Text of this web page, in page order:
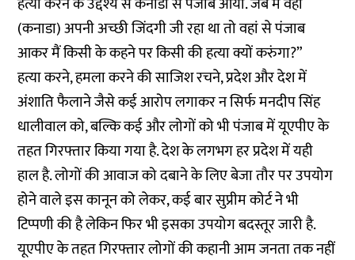
(कनाडा) अपनी अच्छी जिंदगी जी रहा था तो वहां से पंजाब
आकर मैं किसी के कहने पर किसी की हत्या क्यों करुंगा?”
हत्या करने, हमला करने की साजिश रचने, प्रदेश और देश में
अंशाति फैलाने जैसे कई आरोप लगाकर न सिर्फ मनदीप सिंह
धालीवाल को, बल्कि कई और लोगों को भी पंजाब में यूएपीए के
तहत गिरफ्तार किया गया है. देश के लगभग हर प्रदेश में यही
हाल है. लोगों की आवाज को दबाने के लिए बेजा तौर पर उपयोग
होने वाले इस कानून को लेकर, कई बार सुप्रीम कोर्ट ने भी
टिप्पणी की है लेकिन फिर भी इसका उपयोग बदस्तूर जारी है.
यूएपीए के तहत गिरफ्तार लोगों की कहानी आम जनता तक नहीं